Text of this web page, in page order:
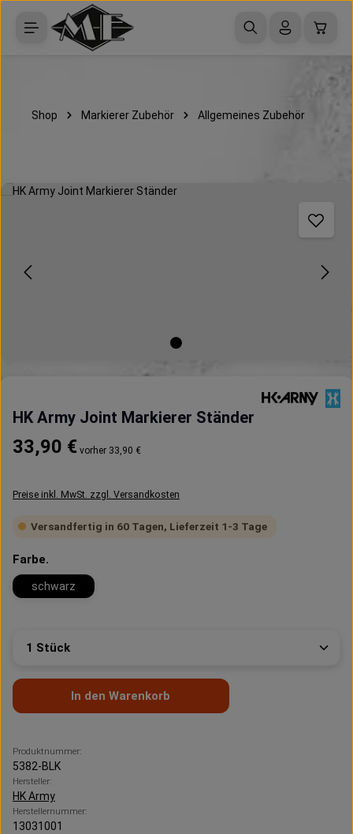
Zum Hauptinhalt springen
Shop Markierer Zubehör Allgemeines Zubehör
Bildergalerie überspringen
HK Army Joint Markierer Ständer
Regulärer Preis:
33,90 € vorher 33,90 €
Preise inkl. MwSt. zzgl. Versandkosten
Versandfertig in 60 Tagen, Lieferzeit 1-3 Tage
Farbe.
schwarz
Produkt Anzahl: Gib den gewünschten Wert ein
In den Warenkorb
Produktnummer:
5382-BLK
Hersteller:
HK Army
Herstellernummer:
13031001